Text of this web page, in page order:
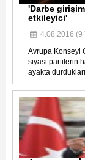
'Darbe
etkileyici'
4.08.2016 (9
Avrupa Konseyi̇
siyasi partilerin
ayakta